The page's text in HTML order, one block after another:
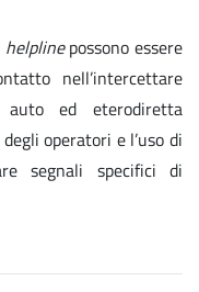
helplinepossono essere
nell’intercettare
ed eterodiretta
operatori e l’uso di
segnali specifici di